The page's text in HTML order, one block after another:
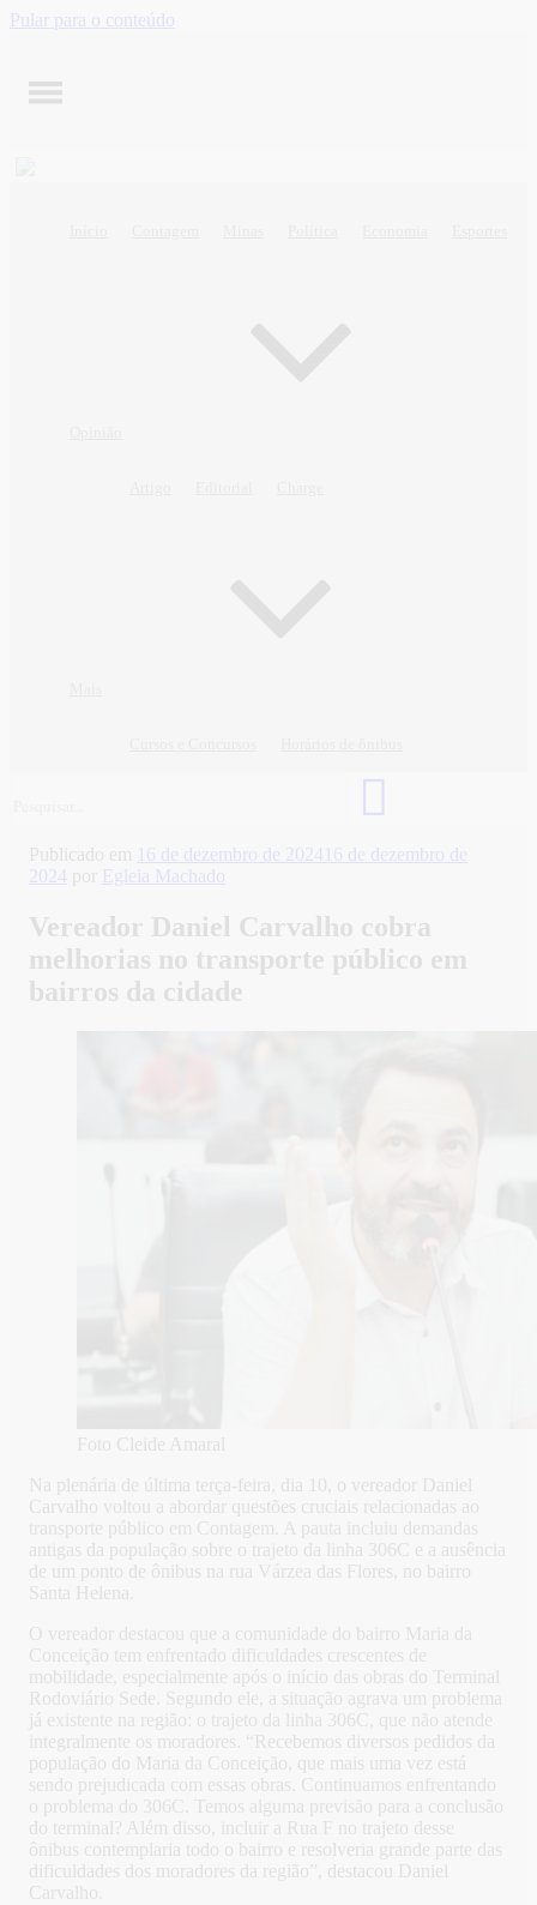
Pular para o conteúdo
Publicado em 16 de dezembro de 2024 16 de dezembro de
2024 por Egleia Machado
Vereador Daniel Carvalho cobra
melhorias no transporte público em
bairros da cidade
Foto Cleide Amaral
Na plenária de última terça-feira, dia 10, o vereador Daniel
Carvalho voltou a abordar questões cruciais relacionadas ao
transporte público em Contagem. A pauta incluiu demandas
antigas da população sobre o trajeto da linha 306C e a ausência
de um ponto de ônibus na rua Várzea das Flores, no bairro
Santa Helena.
O vereador destacou que a comunidade do bairro Maria da
Conceição tem enfrentado dificuldades crescentes de
mobilidade, especialmente após o início das obras do Terminal
Rodoviário Sede. Segundo ele, a situação agrava um problema
já existente na região: o trajeto da linha 306C, que não atende
integralmente os moradores. “Recebemos diversos pedidos da
população do Maria da Conceição, que mais uma vez está
sendo prejudicada com essas obras. Continuamos enfrentando
o problema do 306C. Temos alguma previsão para a conclusão
do terminal? Além disso, incluir a Rua F no trajeto desse
ônibus contemplaria todo o bairro e resolveria grande parte das
dificuldades dos moradores da região”, destacou Daniel
Carvalho.